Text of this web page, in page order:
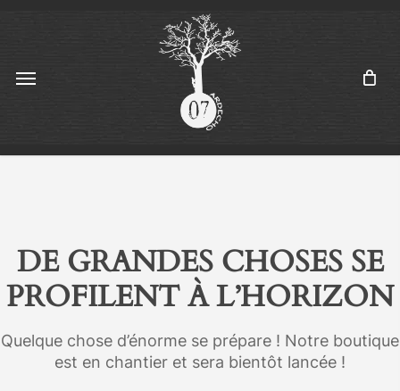
Menu
DE GRANDES CHOSES SE
PROFILENT À L’HORIZON
Quelque chose d’énorme se prépare ! Notre boutique
est en chantier et sera bientôt lancée !